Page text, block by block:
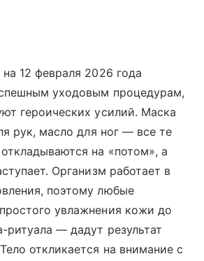
12 февраля 2026 года
уходовым процедурам,
героических усилий. Маска
рук, масло для ног — все те
на «потом», а
Организм работает в
поэтому любые
увлажнения кожи до
ритуала — дадут результат
откликается на внимание с